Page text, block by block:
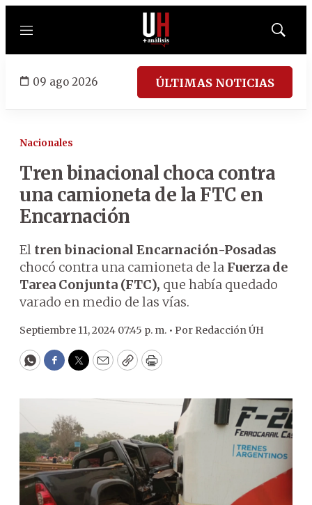
Menú
Mostrar
09 ago 2026 ÚLTIMAS NOTICIAS
Nacionales
Tren binacional choca contra
una camioneta de la FTC en
Encarnación
El tren binacional Encarnación-Posadas
chocó contra una camioneta de la Fuerza de
Tarea Conjunta (FTC), que había quedado
varado en medio de las vías.
Septiembre 11, 2024 07:45 p. m. • Por Redacción ÚH
WhatsApp
Facebook
Twitter
EmailCopyPrint